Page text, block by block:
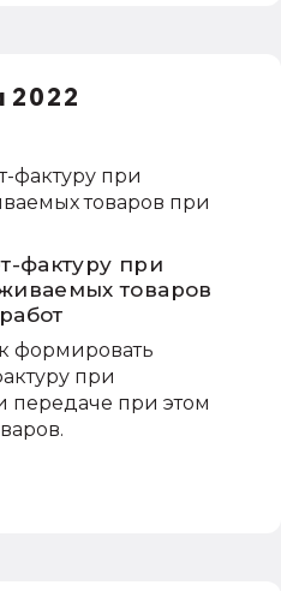
2022
фактуру при
товаров
формировать
при
передаче при этом